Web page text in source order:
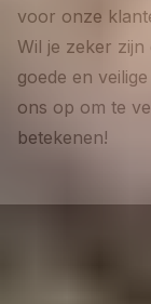
voor onze
Wil je zeker
goede en
ons op om te
betekenen!